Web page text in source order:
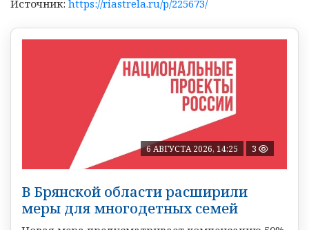
Источник: https://riastrela.ru/p/225673/
6 АВГУСТА 2026, 14:25 3
В Брянской области расширили
меры для многодетных семей